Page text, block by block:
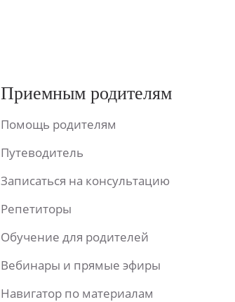
Приемным родителям
Помощь родителям
Путеводитель
Записаться на консультацию
Репетиторы
Обучение для родителей
Вебинары и прямые эфиры
Навигатор по материалам